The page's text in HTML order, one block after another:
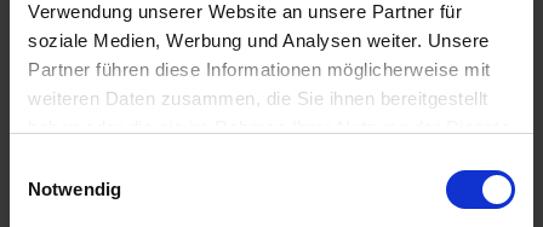
Verwendung unserer Website an unsere Partner für
soziale Medien, Werbung und Analysen weiter. Unsere
Partner führen diese Informationen möglicherweise mit
weiteren Daten zusammen, die Sie ihnen bereitgestellt
Cookies, wenn Sie unsere Webseite weiterhin nutzen.
Notwendig
Schöne Terrassen mit Schutz vor Wind
Rund um das Haus gibt es Terrassen mit guten
Windschutzmöglichkeiten, eine davon ist überdacht – perfekt zum
Entspannen bei jedem Wetter.
NICHTRAUCHER-HAUS.